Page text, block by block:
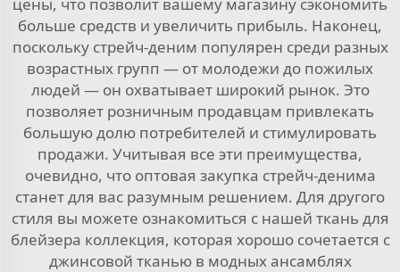
больше средств и увеличить прибыль. Наконец,
поскольку стрейч-деним популярен среди разных
возрастных групп — от молодежи до пожилых
людей — он охватывает широкий рынок. Это
позволяет розничным продавцам привлекать
большую долю потребителей и стимулировать
продажи. Учитывая все эти преимущества,
очевидно, что оптовая закупка стрейч-денима
станет для вас разумным решением. Для другого
стиля вы можете ознакомиться с нашей ткань для
блейзера коллекция, которая хорошо сочетается с
джинсовой тканью в модных ансамблях